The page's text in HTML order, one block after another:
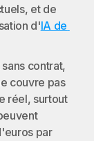
et de
d'IA de
contrat,
couvre pas
réel, surtout
par